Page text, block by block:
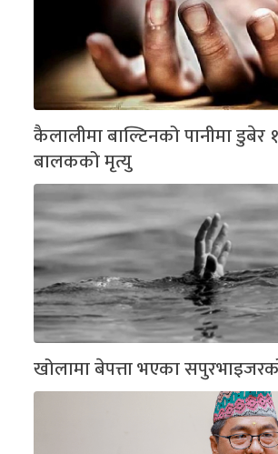
कैलालीमा बाल्टिनको पानीमा डुबेर
बालकको मृत्यु
खोलामा बेपत्ता भएका